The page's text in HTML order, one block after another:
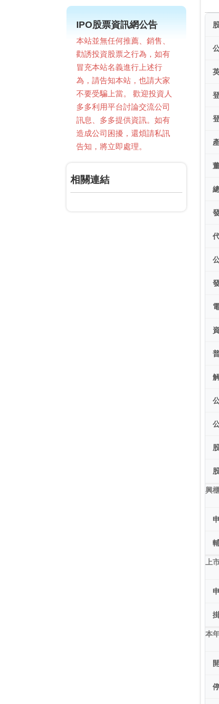
IPO股票資訊網公告
本站並無任何推薦、銷售、
勸誘投資股票之行為，如有
冒充本站名義進行上述行
為，請告知本站，也請大家
不要受騙上當。 歡迎投資人
多多利用平台討論交流公司
訊息、多多提供資訊。如有
造成公司困擾，還煩請私訊
告知，將立即處理。
相關連結
興
上
本